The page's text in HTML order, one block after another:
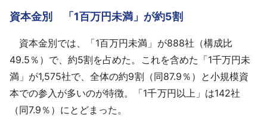
資本金別 「1百万円未満」が約5割
資本金別では、「1百万円未満」が888社（構成比
49.5％）で、約5割を占めた。これを含めた「1千万円未
満」が1,575社で、全体の約9割（同87.9％）と小規模資
本での参入が多いのが特徴。「1千万円以上」は142社
（同7.9％）にとどまった。